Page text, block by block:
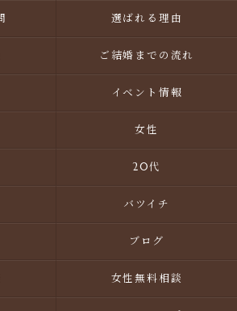
選ばれる理由
ご結婚までの流れ
イベント情報
女性
20代
バツイチ
ブログ
女性無料相談